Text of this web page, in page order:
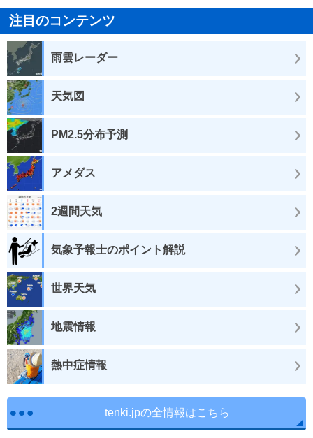
注目のコンテンツ
雨雲レーダー
天気図
PM2.5分布予測
アメダス
2週間天気
気象予報士のポイント解説
世界天気
地震情報
熱中症情報
tenki.jpの全情報はこちら